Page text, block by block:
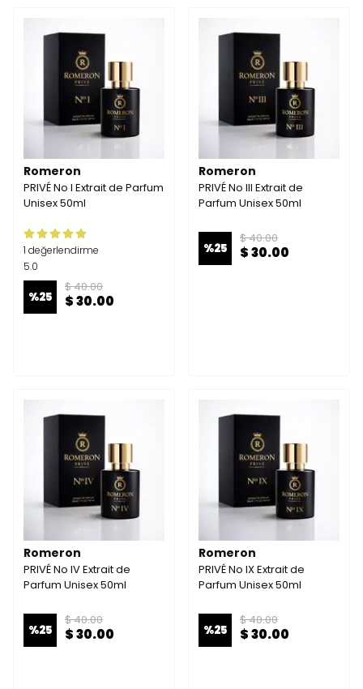
Romeron
PRIVÉ No I Extrait de Parfum
Unisex 50ml
1 değerlendirme
5.0
%25
$ 40.00
$ 30.00
Romeron
PRIVÉ No III Extrait de
Parfum Unisex 50ml
%25
$ 40.00
$ 30.00
Romeron
PRIVÉ No IV Extrait de
Parfum Unisex 50ml
%25
$ 40.00
$ 30.00
Romeron
PRIVÉ No IX Extrait de
Parfum Unisex 50ml
%25
$ 40.00
$ 30.00